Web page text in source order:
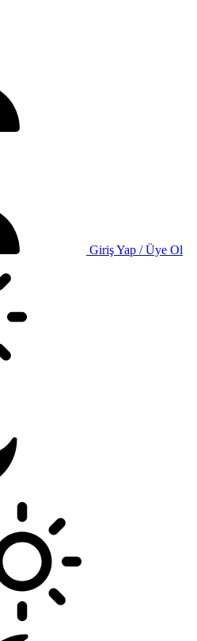
Giriş Yap / Üye Ol